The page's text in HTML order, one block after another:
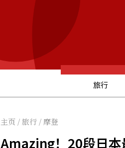
旅行
主页 /旅行 / 摩登
Amazing！20段日本